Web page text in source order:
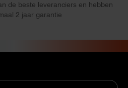
de beste leveranciers en hebben
2 jaar garantie